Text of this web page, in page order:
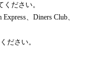
ださい。
、Diners Club、
ださい。